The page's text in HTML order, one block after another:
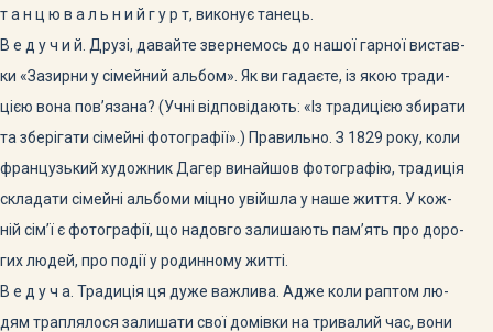
т а н ц ю в а л ь н и й г у р т, виконує танець.
В е д у ч и й. Друзі, давайте звернемось до нашої гарної вистав-
ки «Зазирни у сімейний альбом». Як ви гадаєте, із якою тради-
цією вона пов’язана? (Учні відповідають: «Із традицією збирати
та зберігати сімейні фотографії».) Правильно. З 1829 року, коли
французький художник Дагер винайшов фотографію, традиція
складати сімейні альбоми міцно увійшла у наше життя. У кож-
ній сім’ї є фотографії, що надовго залишають пам’ять про доро-
гих людей, про події у родинному житті.
В е д у ч а. Традиція ця дуже важлива. Адже коли раптом лю-
дям траплялося залишати свої домівки на тривалий час, вони